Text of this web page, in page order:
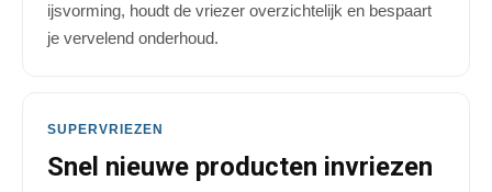
ijsvorming, houdt de vriezer overzichtelijk en bespaart
je vervelend onderhoud.
SUPERVRIEZEN
Snel nieuwe producten invriezen